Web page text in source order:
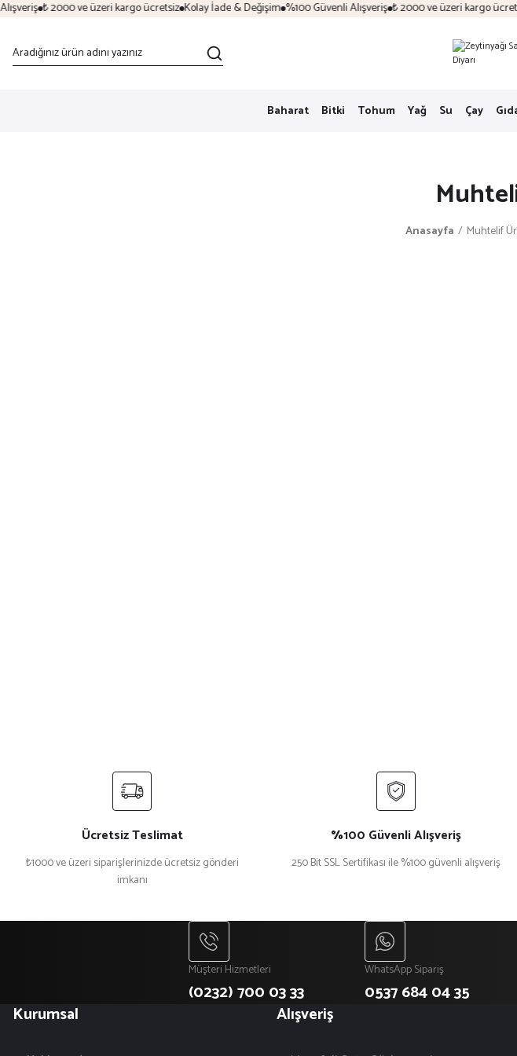
₺ 2000 ve üzeri kargo ücretsiz Kolay İade & Değişim %100 Güvenli Alışveriş ₺ 2000 ve üzeri kargo
Baharat Bitki Tohum Yağ Su Çay
Anasayfa Muhtelif
Ücretsiz Teslimat
₺1000 ve üzeri siparişlerinizde ücretsiz gönderi
imkanı
%100 Güvenli Alışveriş
250 Bit SSL Sertifikası ile %100 güvenli alışveriş
Müşteri Hizmetleri
(0232) 700 03 33
WhatsApp Sipariş
0537 684 04 35
Kurumsal
Alışveriş